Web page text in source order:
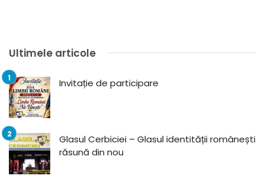
Ultimele articole
Invitație de participare
Glasul Cerbiciei – Glasul identității românești
răsună din nou